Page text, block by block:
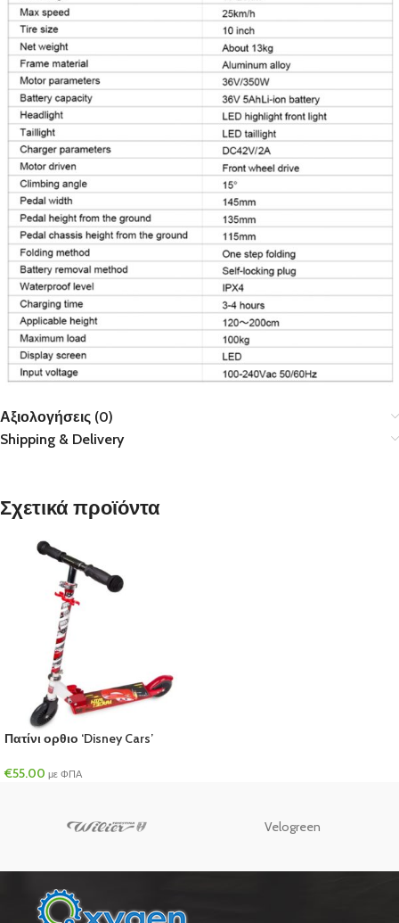
Αξιολογήσεις (0)
Shipping & Delivery
Σχετικά προϊόντα
Πατίνι ορθιο ‘Disney Cars’
€55.00 με ΦΠΑ
Velogreen